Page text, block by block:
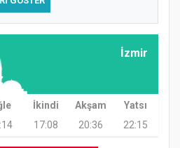
Ayasofya Camii
İzmir
İkindi Akşam
Yatsı
17:08 20:36 22:15